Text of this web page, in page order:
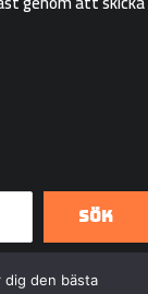
Sök
den bästa